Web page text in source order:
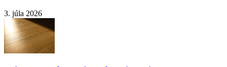
3. júla 2026